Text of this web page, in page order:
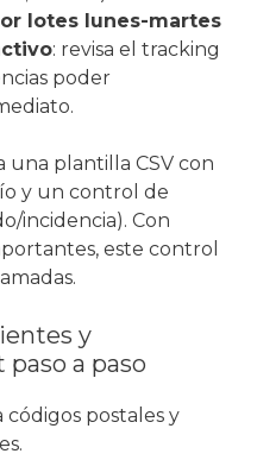
lotes lunes-martes
: revisa el tracking
poder
una plantilla CSV con
y un control de
incidencia). Con
este control
y
a paso
códigos postales y